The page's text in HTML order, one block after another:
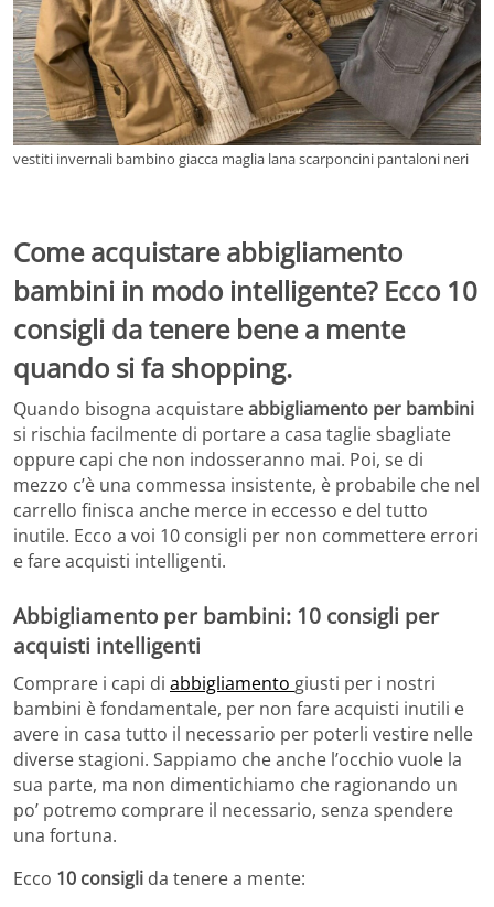
vestiti invernali bambino giacca maglia lana scarponcini pantaloni neri
Come acquistare abbigliamento
bambini in modo intelligente? Ecco 10
consigli da tenere bene a mente
quando si fa shopping.
Quando bisogna acquistareabbigliamento per bambini
si rischia facilmente di portare a casa taglie sbagliate
oppure capi che non indosseranno mai. Poi, se di
mezzo c’è una commessa insistente, è probabile che nel
carrello finisca anche merce in eccesso e del tutto
inutile. Ecco a voi 10 consigli per non commettere errori
e fare acquisti intelligenti.
Abbigliamento per bambini: 10 consigli per
acquisti intelligenti
Comprare i capi di abbigliamento giusti per i nostri
bambini è fondamentale, per non fare acquisti inutili e
avere in casa tutto il necessario per poterli vestire nelle
diverse stagioni. Sappiamo che anche l’occhio vuole la
sua parte, ma non dimentichiamo che ragionando un
po’ potremo comprare il necessario, senza spendere
una fortuna.
Ecco 10 consigli da tenere a mente: